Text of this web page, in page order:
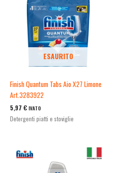
ESAURITO
Finish Quantum Tabs Aio X27 Limone
Art.3283922
5,97 € IVATO
Detergenti piatti e stoviglie